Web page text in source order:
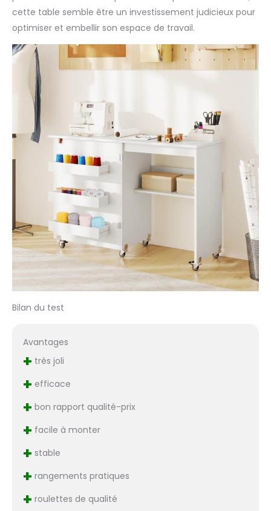
cette table semble être un investissement judicieux pour
optimiser et embellir son espace de travail.
Bilan du test
Avantages
+ très joli
+ efficace
+ bon rapport qualité-prix
+ facile à monter
+ stable
+ rangements pratiques
+ roulettes de qualité